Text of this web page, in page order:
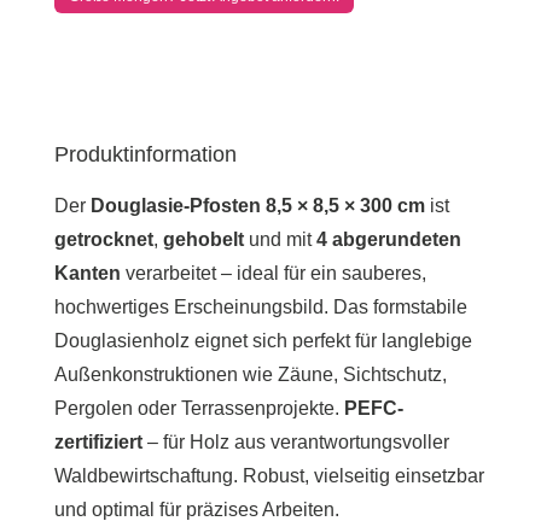
Produktinformation
Der Douglasie-Pfosten 8,5 × 8,5 × 300 cmist
getrocknet, gehobeltund mit4 abgerundeten
Kanten verarbeitet – ideal für ein sauberes,
hochwertiges Erscheinungsbild. Das formstabile
Douglasienholz eignet sich perfekt für langlebige
Außenkonstruktionen wie Zäune, Sichtschutz,
Pergolen oder Terrassenprojekte. PEFC-
zertifiziert– für Holz aus verantwortungsvoller
Waldbewirtschaftung. Robust, vielseitig einsetzbar
und optimal für präzises Arbeiten.